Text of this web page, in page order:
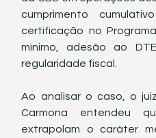
cumprimento
certificação no
mínimo, adesão ao
regularidade fiscal.
Ao analisar o caso, o
Carmona entendeu
extrapolam o caráter